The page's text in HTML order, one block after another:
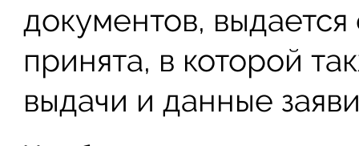
документов,
принята, в которой
выдачи и данные